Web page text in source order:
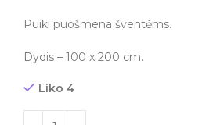
Puiki puošmena šventėms.
Dydis – 100 x 200 cm.
Liko 4